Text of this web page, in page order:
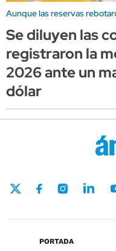
Aunque las reservas
Se diluyen las
registraron la
2026 ante un
dólar
PORTADA